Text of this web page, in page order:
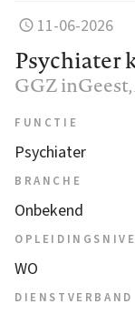
11-06-2026
Psychiater
GGZ inGeest
FUNCTIE
Psychiater
BRANCHE
Onbekend
WO
DIENSTVERBAND